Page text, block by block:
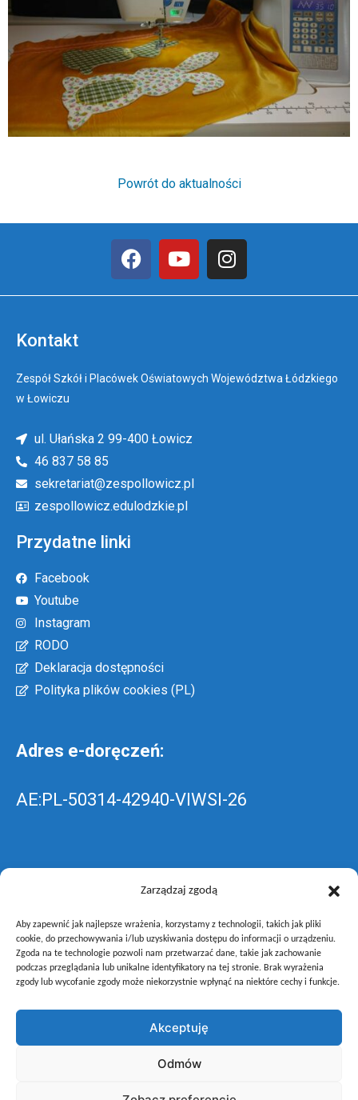
Zarządzaj zgodą
Aby zapewnić jak najlepsze wrażenia, korzystamy z technologii, takich jak pliki
cookie, do przechowywania i/lub uzyskiwania dostępu do informacji o urządzeniu.
Zgoda na te technologie pozwoli nam przetwarzać dane, takie jak zachowanie
podczas przeglądania lub unikalne identyfikatory na tej stronie. Brak wyrażenia
zgody lub wycofanie zgody może niekorzystnie wpłynąć na niektóre cechy i funkcje.
Akceptuję
Odmów
Powrót do aktualności
Kontakt
Zespół Szkół i Placówek Oświatowych Województwa Łódzkiego
w Łowiczu
ul. Ułańska 2 99-400 Łowicz
46 837 58 85
sekretariat@zespollowicz.pl
zespollowicz.edulodzkie.pl
Przydatne linki
Facebook
Youtube
Instagram
RODO
Deklaracja dostępności
Polityka plików cookies (PL)
Adres e-doręczeń:
AE:PL-50314-42940-VIWSI-26
Skrzynka EPUAP: ZespolLowicz
wyślij pismo ogólne do szkoły –poprzez
gov.pl
Copyright © Zespół Szkół i Placówek Oświatowych Województwa